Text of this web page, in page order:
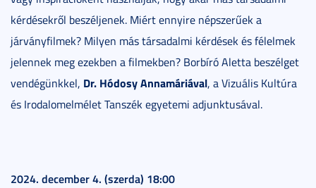
kérdésekről beszéljenek. Miért ennyire népszerűek a
járványfilmek? Milyen más társadalmi kérdések és félelmek
jelennek meg ezekben a filmekben? Borbíró Aletta beszélget
vendégünkkel, Dr. Hódosy Annamáriával, a Vizuális Kultúra
és Irodalomelmélet Tanszék egyetemi adjunktusával.
2024. december 4. (szerda) 18:00